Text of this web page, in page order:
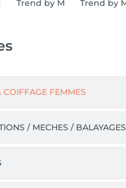
COIFFAGE FEMMES
/ MECHES / BALAYAGES